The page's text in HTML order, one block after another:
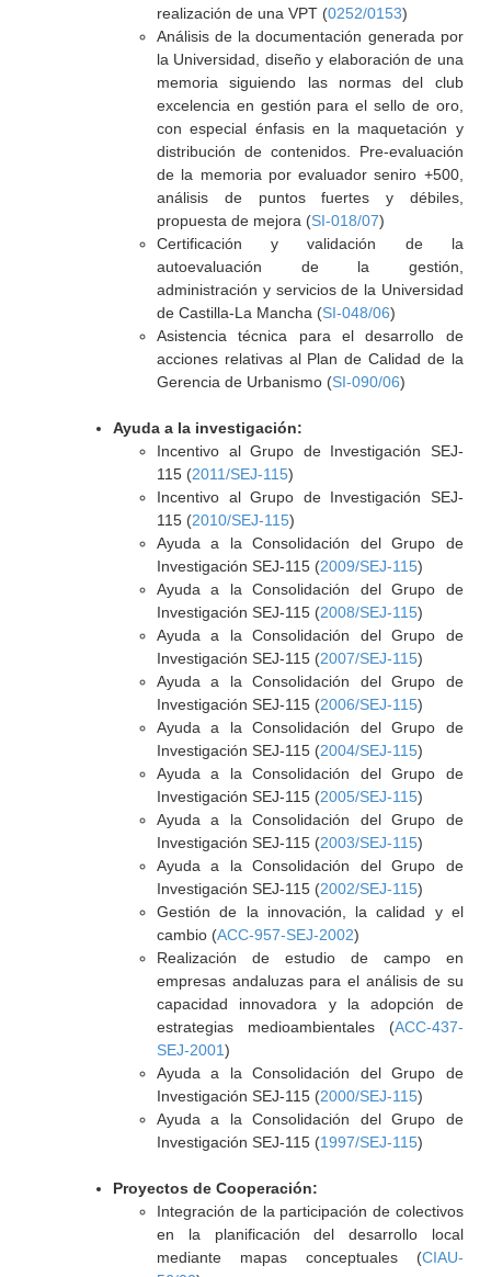
realización de una VPT (0252/0153)
Análisis de la documentación generada por
la Universidad, diseño y elaboración de una
memoria siguiendo las normas del club
excelencia en gestión para el sello de oro,
con especial énfasis en la maquetación y
distribución de contenidos. Pre-evaluación
de la memoria por evaluador seniro +500,
análisis de puntos fuertes y débiles,
propuesta de mejora (SI-018/07)
Certificación y validación de la
autoevaluación de la gestión,
administración y servicios de la Universidad
de Castilla-La Mancha (SI-048/06)
Asistencia técnica para el desarrollo de
acciones relativas al Plan de Calidad de la
Gerencia de Urbanismo (SI-090/06)
Ayuda a la investigación:
Incentivo al Grupo de Investigación SEJ-
115 (2011/SEJ-115)
Incentivo al Grupo de Investigación SEJ-
115 (2010/SEJ-115)
Ayuda a la Consolidación del Grupo de
Investigación SEJ-115 (2009/SEJ-115)
Ayuda a la Consolidación del Grupo de
Investigación SEJ-115 (2008/SEJ-115)
Ayuda a la Consolidación del Grupo de
Investigación SEJ-115 (2007/SEJ-115)
Ayuda a la Consolidación del Grupo de
Investigación SEJ-115 (2006/SEJ-115)
Ayuda a la Consolidación del Grupo de
Investigación SEJ-115 (2004/SEJ-115)
Ayuda a la Consolidación del Grupo de
Investigación SEJ-115 (2005/SEJ-115)
Ayuda a la Consolidación del Grupo de
Investigación SEJ-115 (2003/SEJ-115)
Ayuda a la Consolidación del Grupo de
Investigación SEJ-115 (2002/SEJ-115)
Gestión de la innovación, la calidad y el
cambio (ACC-957-SEJ-2002)
Realización de estudio de campo en
empresas andaluzas para el análisis de su
capacidad innovadora y la adopción de
estrategias medioambientales (ACC-437-
SEJ-2001)
Ayuda a la Consolidación del Grupo de
Investigación SEJ-115 (2000/SEJ-115)
Ayuda a la Consolidación del Grupo de
Investigación SEJ-115 (1997/SEJ-115)
Proyectos de Cooperación:
Integración de la participación de colectivos
en la planificación del desarrollo local
mediante mapas conceptuales (CIAU-